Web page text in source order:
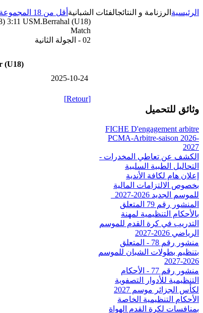
الرئيسية الرزنامة و النتائجالفئات الشبانية أقل من 18 المجموعة ب
3:11 USM.Berrahal (U18)
Match
02 - الجولة الثانية
(U18)
2025-10-24
[Retour]
وثائق للتحميل
FICHE D'engagement arbitre
PCMA-Arbitre-saison 2026-
2027
الكشف عن تعاطي المخدرات -
التحاليل الطبية السلبية
إعلان هام لكافة الأندية
بخصوص الالتزامات المالية
للموسم الجديد 2026-2027_
المنشور رقم 79 المتعلق
بالأحكام التنظيمية لمهنة
التدريب في كرة القدم للموسم
الرياضي 2026-2027
منشور رقم 78 - المتعلق
بتنظيم بطولات الشبان للموسم
2026-2027
منشور رقم 77 - الأحكام
التنظيمية للأدوار التصفوية
لكأس الجزائر موسم 2027
الأحكام التنظيمية الخاصة
بمنافسات لكرة القدم الهواة